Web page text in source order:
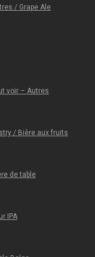
/ Grape Ale
voir – Autres
/ Bière aux fruits
de table
IPA